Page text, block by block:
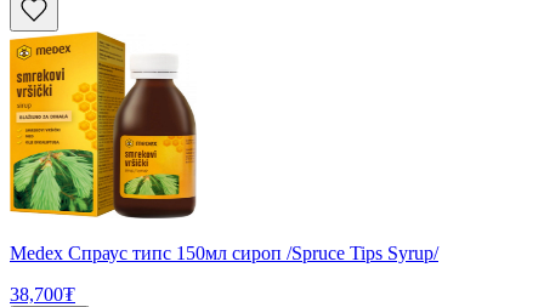
Medex Спраус типс 150мл сироп /Spruce Tips Syrup/
38,700₮